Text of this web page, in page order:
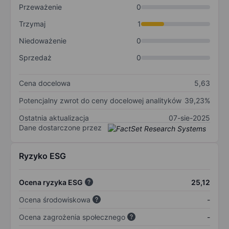
Przeważenie
0
Trzymaj
1
Niedoważenie
0
Sprzedaż
0
Cena docelowa
5,63
Potencjalny zwrot do ceny docelowej analityków 39,23%
Ostatnia aktualizacja
07-sie-2025
Dane dostarczone przez
Ryzyko ESG
Ocena ryzyka ESG
25,12
Ocena środowiskowa
-
Ocena zagrożenia społecznego
-